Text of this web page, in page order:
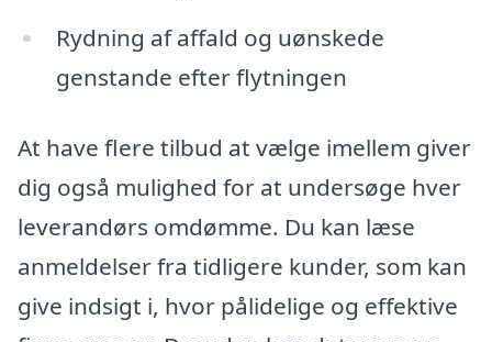
Rydning af affald og uønskede
genstande efter flytningen
At have flere tilbud at vælge imellem giver
dig også mulighed for at undersøge hver
leverandørs omdømme. Du kan læse
anmeldelser fra tidligere kunder, som kan
give indsigt i, hvor pålidelige og effektive